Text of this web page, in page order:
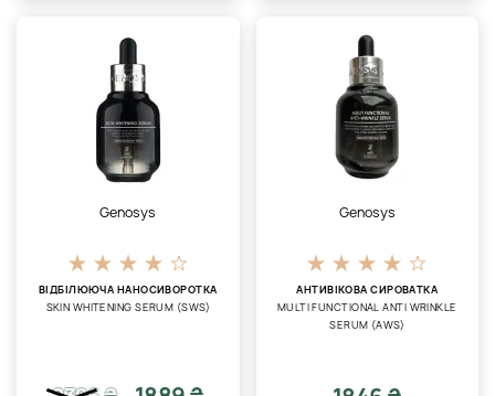
Genosys
ВІДБІЛЮЮЧА НАНОСИВОРОТКА
SKIN WHITENING SERUM (SWS)
Genosys
АНТИВІКОВА СИРОВАТКА
MULTI FUNCTIONAL ANTI WRINKLE
SERUM (AWS)